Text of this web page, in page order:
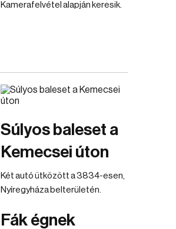
Kamerafelvétel alapján keresik.
Súlyos baleset a
Kemecsei úton
Két autó ütközött a 3834-esen,
Nyíregyháza belterületén.
Fák égnek